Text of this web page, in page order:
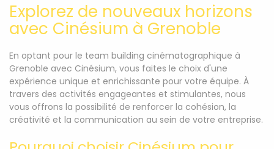
Explorez de nouveaux horizons
avec Cinésium à Grenoble
En optant pour le team building cinématographique à
Grenoble avec Cinésium, vous faites le choix d'une
expérience unique et enrichissante pour votre équipe. À
travers des activités engageantes et stimulantes, nous
vous offrons la possibilité de renforcer la cohésion, la
créativité et la communication au sein de votre entreprise.